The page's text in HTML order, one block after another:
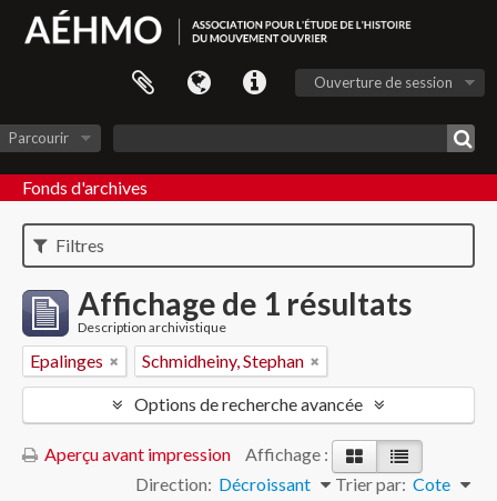
Ouverture de session
Parcourir
Fonds d'archives
Filtres
Affichage de 1 résultats
Description archivistique
Epalinges Schmidheiny, Stephan
Options de recherche avancée
Aperçu avant impression
Affichage :
Trier par: Cote
Direction: Décroissant